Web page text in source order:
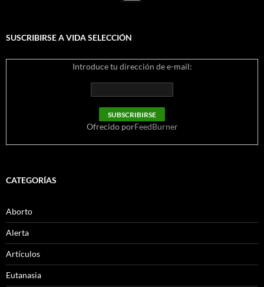
SUSCRIBIRSE A VIDA SELECCIÓN
Introduce tu dirección de e-mail:
Ofrecido porFeedBurner
CATEGORÍAS
Aborto
Alerta
Artículos
Eutanasia